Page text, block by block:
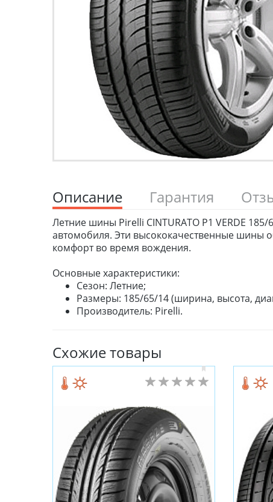
Описание Гарантия
Летние шины Pirelli CINTURATO P1 VERDE
автомобиля. Эти высококачественные шины
комфорт во время вождения.
Основные характеристики:
Сезон: Летние;
Размеры: 185/65/14 (ширина, высота,
Производитель: Pirelli.
Схожие товары